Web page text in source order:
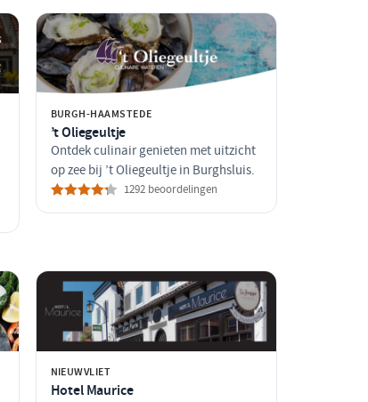
BURGH-HAAMSTEDE
’t Oliegeultje
Ontdek culinair genieten met uitzicht
op zee bij ’t Oliegeultje in Burghsluis.
1292 beoordelingen
NIEUWVLIET
Hotel Maurice